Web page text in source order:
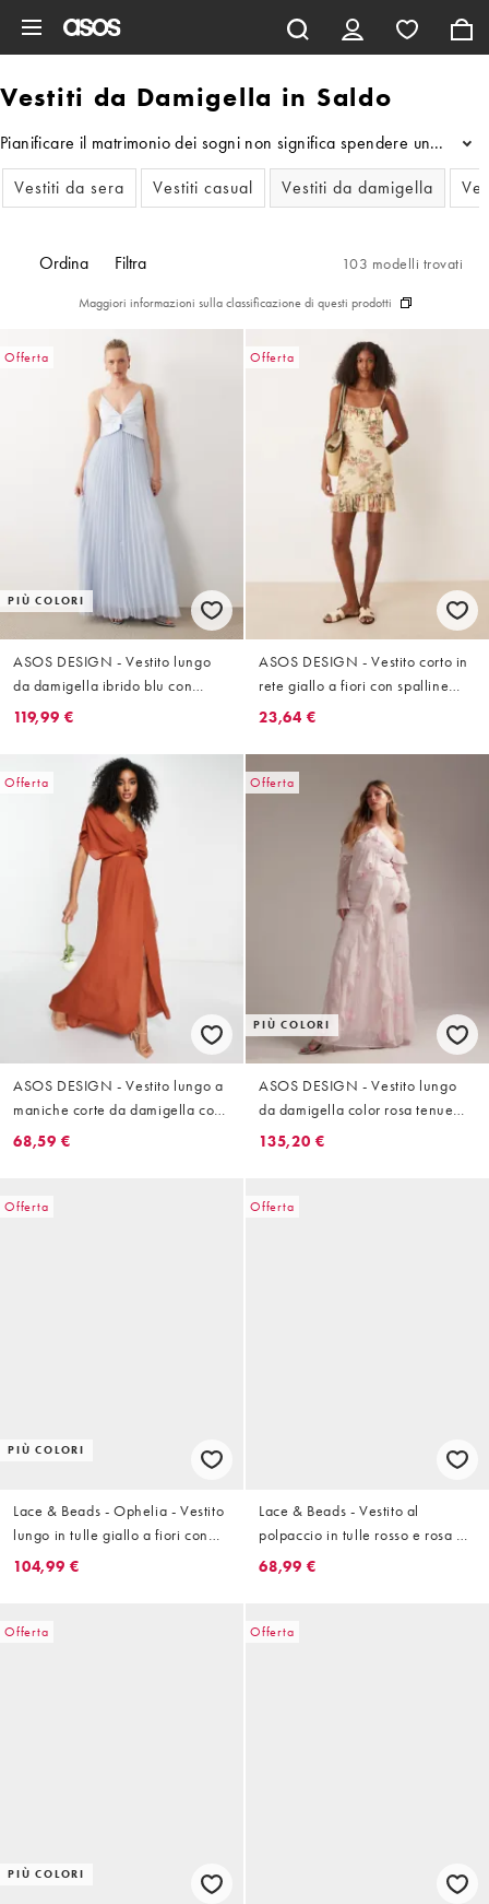
Vestiti da Damigella in Saldo
Pianificare il matrimonio dei sogni non significa spendere una
...
Vestiti da sera
Vestiti casual Vestiti da damigella
Ordina Filtra 103 modelli trovati
Maggiori informazioni sulla classificazione di questi prodotti
Offerta
PIÙ COLORI
ASOS DESIGN - Vestito lungo
da damigella ibrido blu con
spalline sottili e gonna a pieghe
119,99 €
Offerta
ASOS DESIGN - Vestito corto in
rete giallo a fiori con spalline
sottili e volant
23,64 €
Offerta
ASOS DESIGN - Vestito lungo a
maniche corte da damigella con
scollo ad anello sul davanti e
68,59 €
Offerta
PIÙ COLORI
ASOS DESIGN - Vestito lungo
da damigella color rosa tenue
con volant e spalle scoperte
135,20 €
Offerta
PIÙ COLORI
Lace & Beads - Ophelia - Vestito
lungo in tulle giallo a fiori con
fiocco sulle spalle
104,99 €
Offerta
Lace & Beads - Vestito al
polpaccio in tulle rosso e rosa a
fiori con volant
68,99 €
Offerta
PIÙ COLORI
Offerta